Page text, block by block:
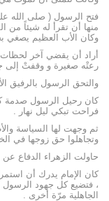
فتح الرسول ( صلى الله
منها أن تقرأ له شيئاً من
وكان الأب العظيم يصغي
أراد أن يقضي آخر
رعتْه صغيرة و وقفتْ إلى
والتحق الرسول بالرفيق
كان رحيل الرسول صدمة
فراحت تبكي ليل نهار .
ثم وجهت لها السياسة
وتجاهلوا حق زوجها في
حاولت الزهراء الدفاع
كان الإمام يدرك أن
، فتضيع كل جهود الرسول (
الجاهلية مرّة أخرى .